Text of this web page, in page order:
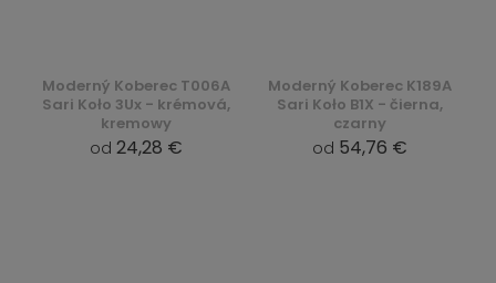
Moderný Koberec T006A
Sari Koło 3Ux - krémová,
kremowy
od 24,28 €
Moderný Koberec K189A
Sari Koło B1X - čierna,
czarny
od 54,76 €